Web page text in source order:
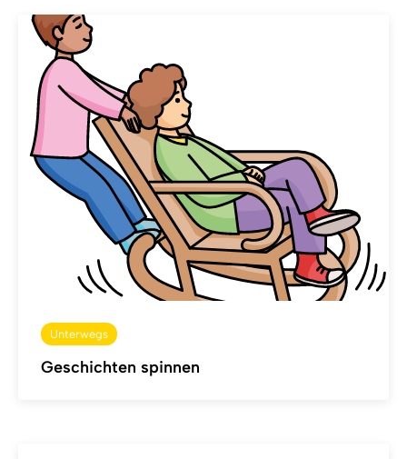
Unterwegs
Geschichten spinnen